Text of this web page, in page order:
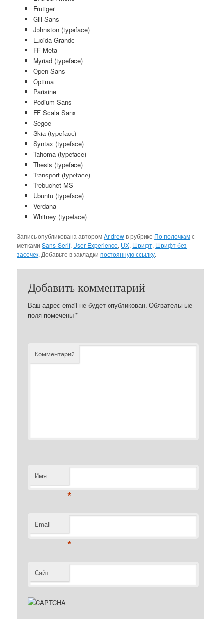
Frutiger
Gill Sans
Johnston (typeface)
Lucida Grande
FF Meta
Myriad (typeface)
Open Sans
Optima
Parisine
Podium Sans
FF Scala Sans
Segoe
Skia (typeface)
Syntax (typeface)
Tahoma (typeface)
Thesis (typeface)
Transport (typeface)
Trebuchet MS
Ubuntu (typeface)
Verdana
Whitney (typeface)
Запись опубликована авторомAndrewв рубрике По полочкамс
меткамиSans-Serif, User Experience, UX, Шрифт, Шрифт без
засечек. Добавьте в закладкипостоянную ссылку.
Добавить комментарий
Ваш адрес email не будет опубликован. Обязательные
поля помечены*
Комментарий
Имя
*
Email
*
Сайт